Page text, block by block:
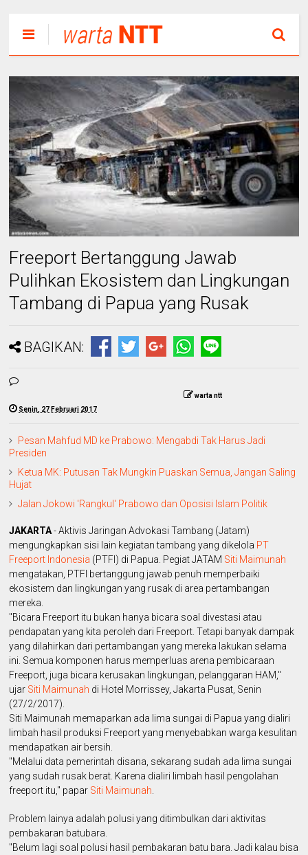
Freeport Bertanggung Jawab
Pulihkan Ekosistem dan Lingkungan
Tambang di Papua yang Rusak
BAGIKAN:
warta ntt
Senin, 27 Februari 2017
Pesan Mahfud MD ke Prabowo: Mengabdi Tak Harus Jadi
Presiden
Ketua MK: Putusan Tak Mungkin Puaskan Semua, Jangan Saling
Hujat
Jalan Jokowi 'Rangkul' Prabowo dan Oposisi Islam Politik
JAKARTA- Aktivis Jaringan Advokasi Tambang (Jatam)
mengungkapkan sisi lain kegiatan tambang yang dikelola PT
Freeport Indonesia (PTFI) di Papua. Pegiat JATAM Siti Maimunah
mengatakan, PTFI bertanggung jawab penuh memperbaiki
ekosistem dan lingkungan yang rusak di area pertambangan
mereka.
"Bicara Freeport itu bukan hanya bicara soal divestasi atau
pendapatan yang kita peroleh dari Freeport. Tetapi banyak dampak
yang dilahirkan dari pertambangan yang mereka lakukan selama
ini. Semua komponen harus memperluas arena pembicaraan
Freeport, juga bicara kerusakan lingkungan, pelanggaran HAM,"
ujar Siti Maimunah di Hotel Morrissey, Jakarta Pusat, Senin
(27/2/2017).
Siti Maimunah memaparkan ada lima sungai di Papua yang dialiri
limbah hasil produksi Freeport yang menyebabkan warga kesulitan
mendapatkan air bersih.
"Melalui data pemerintah disana, sekarang sudah ada lima sungai
yang sudah rusak berat. Karena dialiri limbah hasil pengolahan
freeport itu," papar Siti Maimunah
Problem lainya adalah polusi yang ditimbulkan dari aktivitas
pembakaran batubara.
"Belum lagi soal polusi hasil pembakaran batu bara. Jadi kalau bisa